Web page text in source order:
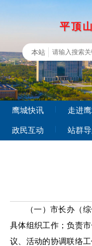
平顶
本站
鹰城快讯 走进
政民互动 站群
（一）市长办（
具体组织工作；负责
议、活动的协调联络